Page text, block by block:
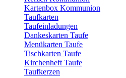
Kartenbox Kommunion
Taufkarten
Taufeinladungen
Dankeskarten Taufe
Menükarten Taufe
Tischkarten Taufe
Kirchenheft Taufe
Taufkerzen